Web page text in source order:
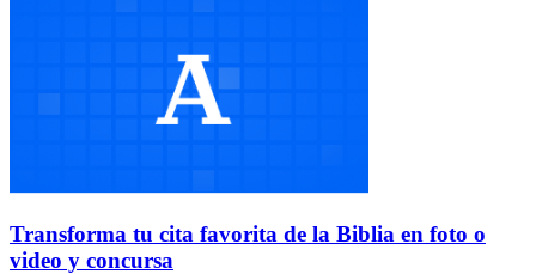
Transforma tu cita favorita de la Biblia en foto o
video y concursa